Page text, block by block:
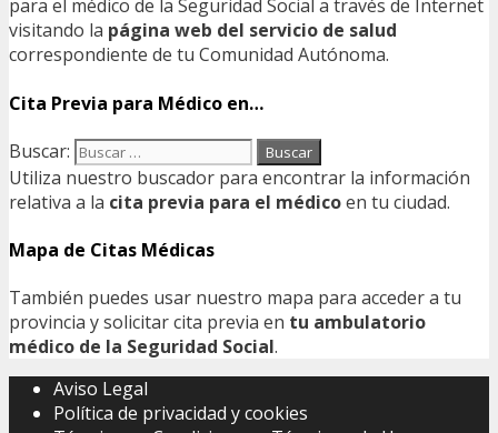
para el médico de la Seguridad Social a través de Internet
visitando la página web del servicio de salud
correspondiente de tu Comunidad Autónoma.
Cita Previa para Médico en…
Buscar:
Utiliza nuestro buscador para encontrar la información
relativa a la cita previa para el médicoen tu ciudad.
Mapa de Citas Médicas
También puedes usar nuestro mapa para acceder a tu
provincia y solicitar cita previa en tu ambulatorio
médico de la Seguridad Social.
Aviso Legal
Política de privacidad y cookies